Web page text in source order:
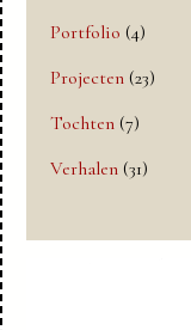
Portfolio (4)
Projecten (23)
Tochten (7)
Verhalen (31)